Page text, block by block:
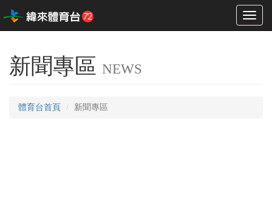
Toggle
新聞專區 NEWS
體育台首頁 新聞專區